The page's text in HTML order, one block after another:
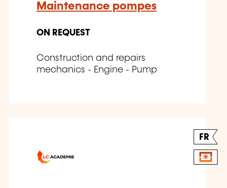
Maintenance pompes
ON REQUEST
Construction and repairs
mechanics - Engine - Pump
FR